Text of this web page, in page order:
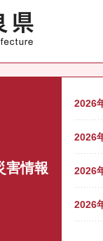
害情報
2026
2026
2026
2026